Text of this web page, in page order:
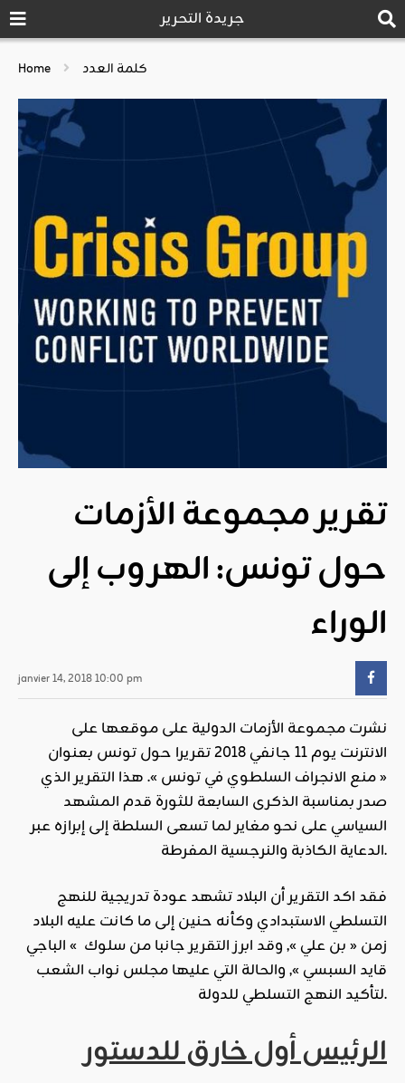
جريدة التحرير
Home كلمة العدد
تقرير مجموعة الأزمات
حول تونس: الهروب إلى
الوراء
janvier 14, 2018 10:00 pm
الانترنت يوم 11 جانفي 2018 تقريرا حول تونس بعنوان
« منع الانجراف السلطوي في تونس ». هذا التقرير الذي
صدر بمناسبة الذكرى السابعة للثورة قدم المشهد
السياسي على نحو مغاير لما تسعى السلطة إلى إبرازه عبر
الدعاية الكاذبة والنرجسية المفرطة.
فقد اكد التقرير أن البلاد تشهد عودة تدريجية للنهج
التسلطي الاستبدادي وكأنه حنين إلى ما كانت عليه البلاد
زمن « بن علي », وقد ابرز التقرير جانبا من سلوك » الباجي
قايد السبسي », والحالة التي عليها مجلس نواب الشعب
لتأكيد النهج التسلطي للدولة.
الرئيس أول خارق للدستور